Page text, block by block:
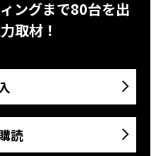
ングまで80台を出
取材！
読